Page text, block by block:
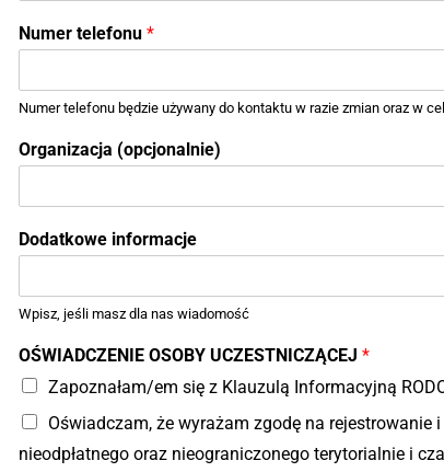
Numer telefonu *
Numer telefonu będzie używany do kontaktu w razie zmian oraz w
Organizacja (opcjonalnie)
Dodatkowe informacje
Wpisz, jeśli masz dla nas wiadomość
OŚWIADCZENIE OSOBY UCZESTNICZĄCEJ *
Zapoznałam/em się z Klauzulą Informacyjną
Oświadczam, że wyrażam zgodę na
nieodpłatnego oraz nieograniczonego terytorialnie i